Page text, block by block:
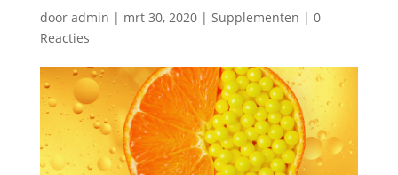
door admin | mrt 30, 2020| Supplementen | 0
Reacties